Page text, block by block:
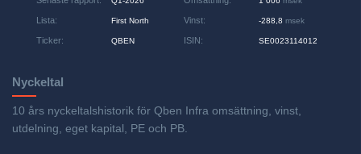
Lista: First North
Ticker: QBEN
Vinst: -288,8 msek
ISIN: SE0023114012
Nyckeltal
10 års nyckeltalshistorik för Qben Infra omsättning, vinst,
utdelning, eget kapital, PE och PB.